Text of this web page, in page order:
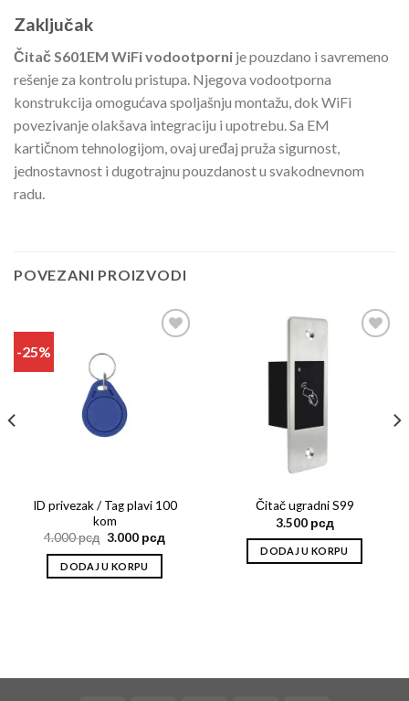
Zaključak
Čitač S601EM WiFi vodootporni je pouzdano i savremeno
rešenje za kontrolu pristupa. Njegova vodootporna
konstrukcija omogućava spoljašnju montažu, dok WiFi
povezivanje olakšava integraciju i upotrebu. Sa EM
kartičnom tehnologijom, ovaj uređaj pruža sigurnost,
jednostavnost i dugotrajnu pouzdanost u svakodnevnom
radu.
POVEZANI PROIZVODI
-25%
ID privezak / Tag plavi 100
kom
4.000рсд 3.000 рсд
DODAJ U KORPU
Čitač ugradni S99
3.500 рсд
DODAJ U KORPU